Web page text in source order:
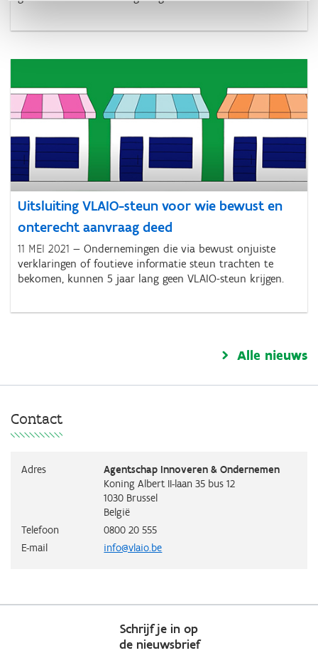
Uitsluiting VLAIO-steun voor wie bewust en
onterecht aanvraag deed
11 MEI 2021
Ondernemingen die via bewust onjuiste
verklaringen of foutieve informatie steun trachten te
bekomen, kunnen 5 jaar lang geen VLAIO-steun krijgen.
Alle nieuws
Contact
Adres
Agentschap Innoveren & Ondernemen
Koning Albert II-laan 35 bus 12
1030 Brussel
België
Telefoon
0800 20 555
E-mail
info@vlaio.be
Schrijf je in op
de nieuwsbrief